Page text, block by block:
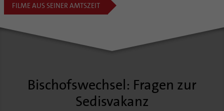
FILME AUS SEINER AMTSZEIT
Bischofswechsel: Fragen zur
Sedisvakanz